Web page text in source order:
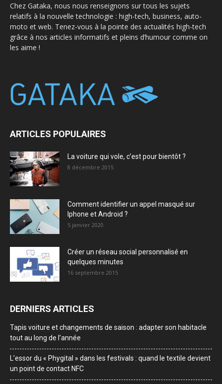
Chez Gataka, nous nous renseignons sur tous les sujets
relatifs à la nouvelle technologie : high-tech, business, auto-
moto et web. Tenez-vous à la pointe des actualités high-tech
grâce à nos articles informatifs et pleins d’humour comme on
les aime !
ARTICLES POPULAIRES
La voiture qui vole, c’est pour bientôt ?
8 décembre 2015
Comment identifier un appel masqué sur
Iphone et Android ?
5 janvier 2020
Créer un réseau social personnalisé en
quelques minutes
16 septembre 2015
DERNIERS ARTICLES
Tapis voiture et changements de saison : adapter son habitacle
tout au long de l’année
L’essor du « Phygital » dans les festivals : quand le textile devient
un point de contact NFC